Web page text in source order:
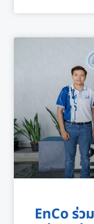
EnCo ร่